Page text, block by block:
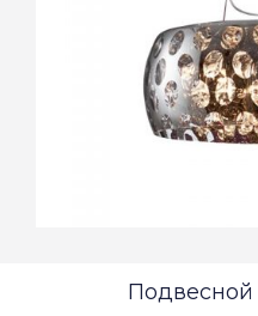
Подвесной